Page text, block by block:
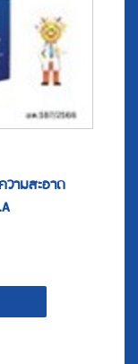
วามสะอาด